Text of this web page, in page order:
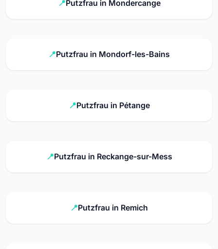
Putzfrau in Mondercange
Putzfrau in Mondorf-les-Bains
Putzfrau in Pétange
Putzfrau in Reckange-sur-Mess
Putzfrau in Remich